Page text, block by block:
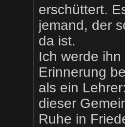
erschüttert.
jemand, der
da ist.
Ich werde
Erinnerung
als ein
dieser
Ruhe in